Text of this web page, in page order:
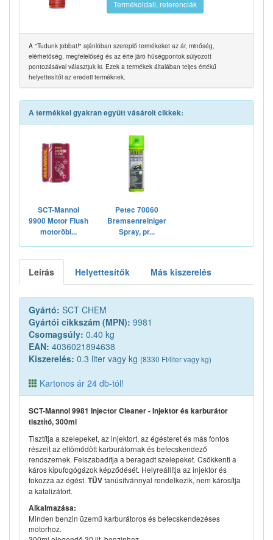
Termékoldall, referenciák
A "Tudunk jobbat!" ajánlóban szereplő termékeket az ár, minőség,
elérhetőség, megfelelőség és az érte járó hűségpontok súlyozott
pontozásával választjuk ki. Ezek a termékek általában teljes értékű
helyettesítői az eredeti terméknek.
A termékkel gyakran együtt vásárolt cikkek:
SCT-Mannol
9900 Motor Flush
motoröbl...
Petec 70060
Bremsenreiniger
Spray, pr...
Leírás Helyettesítők Más kiszerelés
Gyártó: SCT CHEM
Gyártói cikkszám (MPN): 9981
Csomagsúly: 0.40 kg
EAN: 4036021894638
Kiszerelés: 0.3 liter vagy kg (8330 Ft/liter vagy kg)
Kartonos ár 24 db-tól!
SCT-Mannol 9981 Injector Cleaner - Injektor és karburátor
tisztító, 300ml
Tisztítja a szelepeket, az injektort, az égésteret és más fontos
részeit az eltömődött karburátornak és befecskendező
rendszernek. Felszabadítja a beragadt szelepeket. Csökkenti a
káros kipufogógázok képződését. Helyreállítja az injektor és
fokozza az égést.TÜVtanúsítvánnyal rendelkezik, nem károsítja
a katalizátort.
Alkalmazása:
Minden benzin üzemű karburátoros és befecskendezéses
motorhoz.